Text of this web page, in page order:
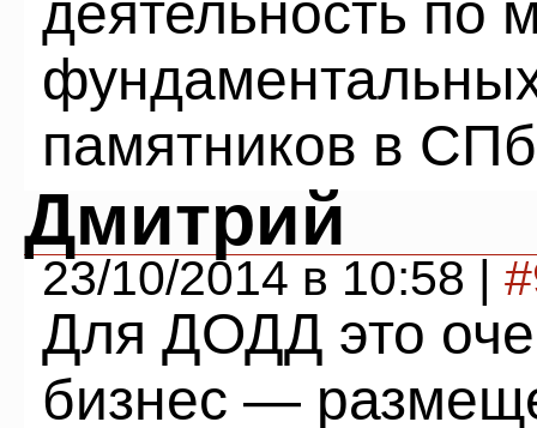
деятельность по
памятников в
Дмитрий
23/10/2014 в 10:58 |
Для ДОДД это
бизнес —